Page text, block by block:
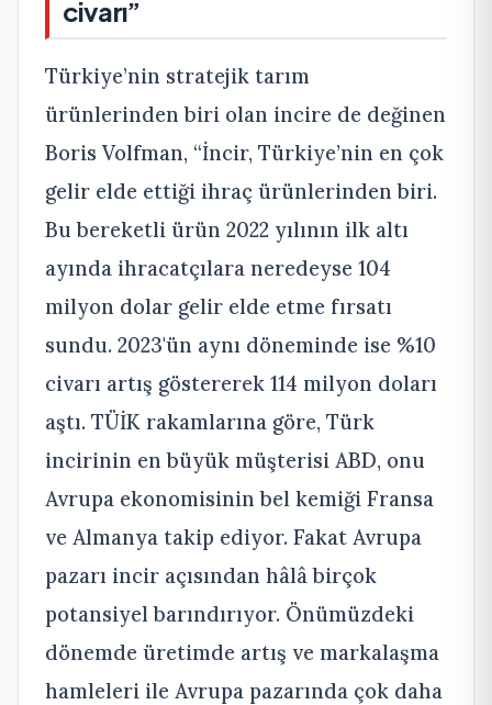
civarı”
Türkiye’nin stratejik tarım
ürünlerinden biri olan incire de değinen
Boris Volfman, “İncir, Türkiye’nin en çok
gelir elde ettiği ihraç ürünlerinden biri.
Bu bereketli ürün 2022 yılının ilk altı
ayında ihracatçılara neredeyse 104
milyon dolar gelir elde etme fırsatı
sundu. 2023'ün aynı döneminde ise %10
civarı artış göstererek 114 milyon doları
aştı. TÜİK rakamlarına göre, Türk
incirinin en büyük müşterisi ABD, onu
Avrupa ekonomisinin bel kemiği Fransa
ve Almanya takip ediyor. Fakat Avrupa
pazarı incir açısından hâlâ birçok
potansiyel barındırıyor. Önümüzdeki
dönemde üretimde artış ve markalaşma
hamleleri ile Avrupa pazarında çok daha